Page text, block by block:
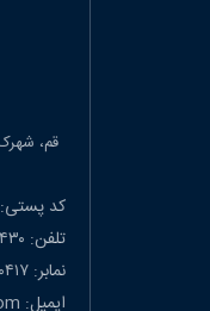
کد پستی: ۳۷۴۹۱۱۳۳۵۴
تلفن: ۳۲۸۰۰۴۳۰-۰۲۵
نمابر: ۳۲۸۰۰۴۱۷-۰۲۵
ایمیل: m.t.e.roshd@gmail.com